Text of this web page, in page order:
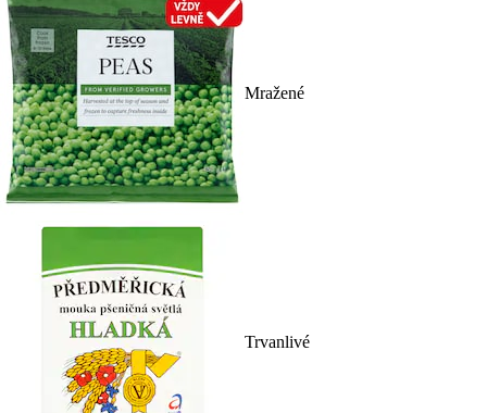
Mražené
Trvanlivé